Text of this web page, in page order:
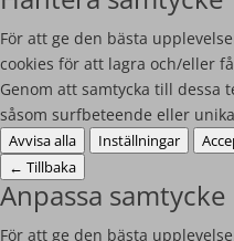
För att ge den bästa
cookies för att lagra och/eller
Genom att samtycka till dessa
såsom surfbeteende eller
Avvisa alla Inställningar
← Tillbaka
Anpassa samtycke
För att ge den bästa